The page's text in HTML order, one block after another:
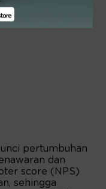
pertumbuhan
dan
score (NPS)
sehingga